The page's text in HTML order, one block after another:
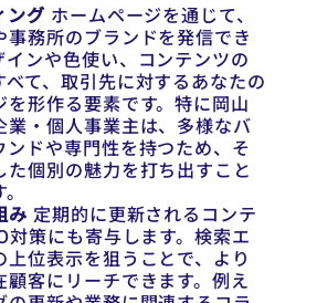
ング ホームページを通じて、
事務所のブランドを発信でき
インや色使い、コンテンツの
べて、取引先に対するあなたの
を形作る要素です。特に岡山
業・個人事業主は、多様なバ
ンドや専門性を持つため、そ
た個別の魅力を打ち出すこと
み 定期的に更新されるコンテ
対策にも寄与します。検索エ
上位表示を狙うことで、より
顧客にリーチできます。例え